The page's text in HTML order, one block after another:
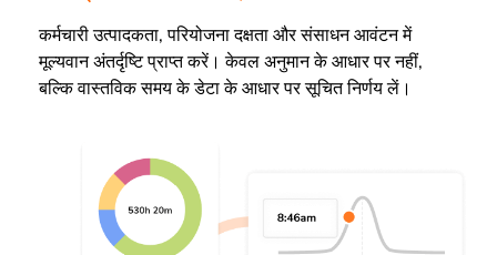
कर्मचारी उत्पादकता, परियोजना दक्षता और संसाधन आवंटन में
मूल्यवान अंतर्दृष्टि प्राप्त करें। केवल अनुमान के आधार पर नहीं,
बल्कि वास्तविक समय के डेटा के आधार पर सूचित निर्णय लें।